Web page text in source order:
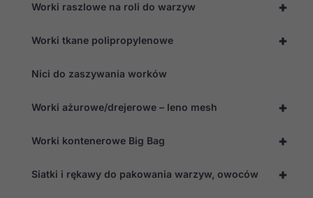
+
Worki raszlowe na roli do warzyw
+
Worki tkane polipropylenowe
Nici do zaszywania worków
+
Worki ażurowe/drejerowe – leno mesh
+
Worki kontenerowe Big Bag
+
Siatki i rękawy do pakowania warzyw, owoców